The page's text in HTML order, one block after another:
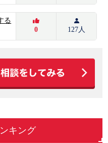
る
0 127人
キング